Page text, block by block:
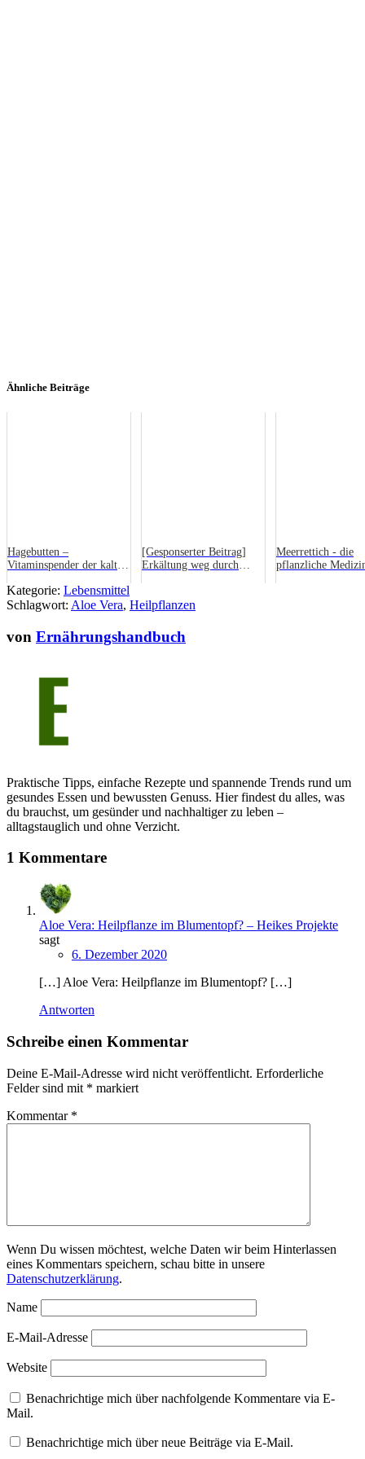
Ähnliche Beiträge
Hagebutten –
Vitaminspender der kalten
[Gesponserter Beitrag]
Erkältung weg durch
Meerrettich - die
pflanzliche
Kategorie: Lebensmittel
Schlagwort: Aloe Vera, Heilpflanzen
von Ernährungshandbuch
Praktische Tipps, einfache Rezepte und spannende Trends rund um
gesundes Essen und bewussten Genuss. Hier findest du alles, was
du brauchst, um gesünder und nachhaltiger zu leben –
alltagstauglich und ohne Verzicht.
1 Kommentare
Aloe Vera: Heilpflanze im Blumentopf? – Heikes Projekte
sagt
6. Dezember 2020
[…] Aloe Vera: Heilpflanze im Blumentopf? […]
Antworten
Schreibe einen Kommentar
Deine E-Mail-Adresse wird nicht veröffentlicht. Erforderliche
Felder sind mit * markiert
Kommentar *
Wenn Du wissen möchtest, welche Daten wir beim Hinterlassen
eines Kommentars speichern, schau bitte in unsere
Datenschutzerklärung.
Name
E-Mail-Adresse
Website
Benachrichtige mich über nachfolgende Kommentare via E-
Mail.
Benachrichtige mich über neue Beiträge via E-Mail.